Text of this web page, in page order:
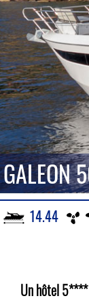
GALEON
14.44
Un hôtel